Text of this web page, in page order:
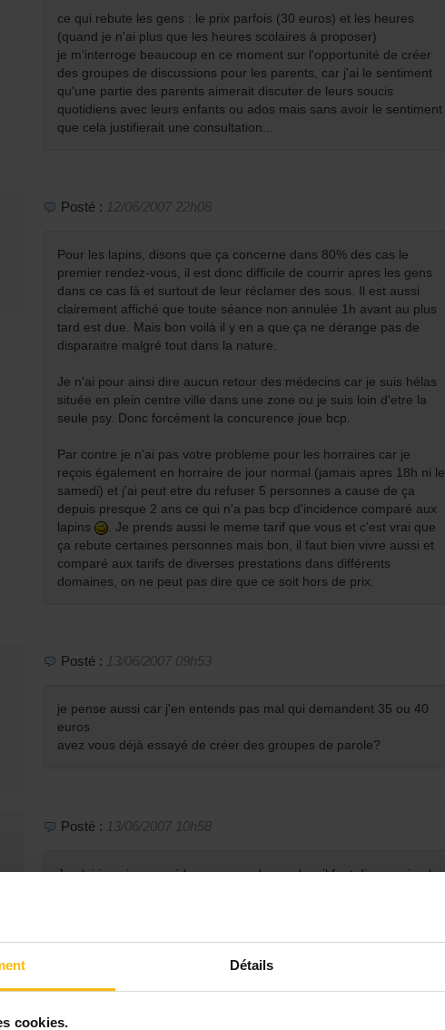
Détails
cookies.
ce qui rebute les gens : le prix parfois (30 euros) et les heures
(quand je n'ai plus que les heures scolaires à proposer)
je m'interroge beaucoup en ce moment sur l'opportunité de créer
des groupes de discussions pour les parents, car j'ai le sentiment
qu'une partie des parents aimerait discuter de leurs soucis
quotidiens avec leurs enfants ou ados mais sans avoir le sentiment
que cela justifierait une consultation...
Posté : 12/06/2007 22h08
Pour les lapins, disons que ça concerne dans 80% des cas le
premier rendez-vous, il est donc difficile de courrir apres les gens
dans ce cas là et surtout de leur réclamer des sous. Il est aussi
clairement affiché que toute séance non annulée 1h avant au plus
tard est due. Mais bon voilà il y en a que ça ne dérange pas de
disparaitre malgré tout dans la nature.
Je n'ai pour ainsi dire aucun retour des médecins car je suis hélas
située en plein centre ville dans une zone ou je suis loin d'etre la
seule psy. Donc forcément la concurence joue bcp.
Par contre je n'ai pas votre probleme pour les horraires car je
reçois également en horraire de jour normal (jamais apres 18h ni le
samedi) et j'ai peut etre du refuser 5 personnes a cause de ça
depuis presque 2 ans ce qui n'a pas bcp d'incidence comparé aux
lapins
. Je prends aussi le meme tarif que vous et c'est vrai que
ça rebute certaines personnes mais bon, il faut bien vivre aussi et
comparé aux tarifs de diverses prestations dans différents
domaines, on ne peut pas dire que ce soit hors de prix.
Posté : 13/06/2007 09h53
je pense aussi car j'en entends pas mal qui demandent 35 ou 40
euros
avez vous déjà essayé de créer des groupes de parole?
Posté : 13/06/2007 10h58
Je n'ai jamais essayé les groupes de paroles, il faut dire que je n'ai
du possible
! Du moins en horraire de jour. Il est deja difficile de
regrouper les gens au maximum sur les memes journées pour ne